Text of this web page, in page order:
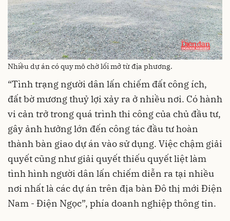
Nhiều dự án có quy mô chờ lối mở từ địa phương.
“Tình trạng người dân lấn chiếm đất công ích,
đất bờ mương thuỷ lợi xảy ra ở nhiều nơi. Có hành
vi cản trở trong quá trình thi công của chủ đầu tư,
gây ảnh hưởng lớn đến công tác đầu tư hoàn
thành bàn giao dự án vào sử dụng. Việc chậm giải
quyết cũng như giải quyết thiếu quyết liệt làm
tình hình người dân lấn chiếm diễn ra tại nhiều
nơi nhất là các dự án trên địa bàn Đô thị mới Điện
Nam - Điện Ngọc”, phía doanh nghiệp thông tin.